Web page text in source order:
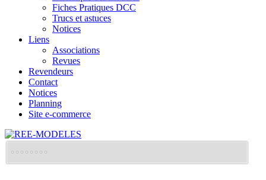
Fiches Pratiques DCC
Trucs et astuces
Notices
Liens
Associations
Revues
Revendeurs
Contact
Notices
Planning
Site e-commerce